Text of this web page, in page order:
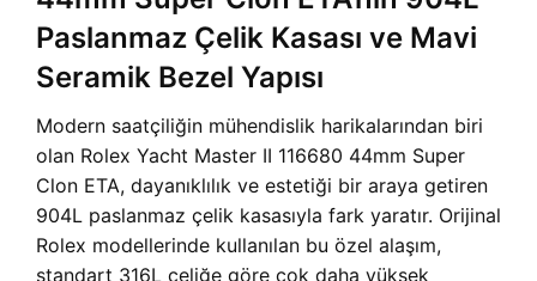
Paslanmaz Çelik Kasası ve Mavi
Seramik Bezel Yapısı
Modern saatçiliğin mühendislik harikalarından biri
olan Rolex Yacht Master II 116680 44mm Super
Clon ETA, dayanıklılık ve estetiği bir araya getiren
904L paslanmaz çelik kasasıyla fark yaratır. Orijinal
Rolex modellerinde kullanılan bu özel alaşım,
standart 316L çeliğe göre çok daha yüksek